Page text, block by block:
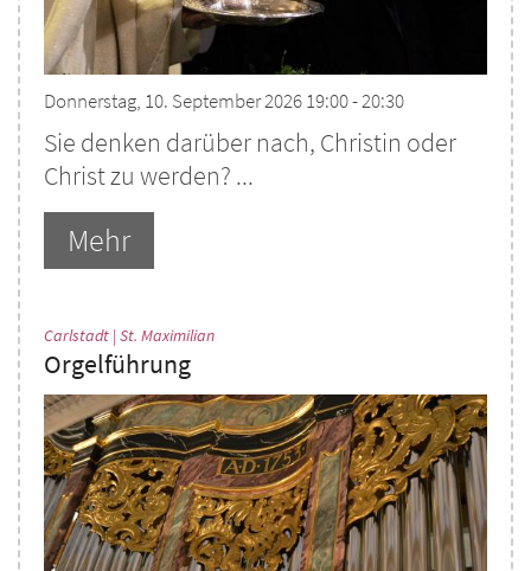
Donnerstag, 10. September 2026 19:00 - 20:30
Sie denken darüber nach, Christin oder
Christ zu werden? ...
Mehr
Carlstadt | St. Maximilian:
Orgelführung